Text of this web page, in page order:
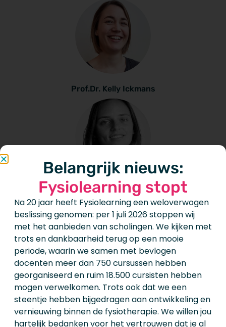
Prof.Dr. Kelly Ickmans
Drs. Emma Rheel
Werkingsmechanismen bij
artrose
Belangrijk nieuws:
Fysiolearning stopt
Na 20 jaar heeft Fysiolearning een weloverwogen
beslissing genomen: per 1 juli 2026 stoppen wij
met het aanbieden van scholingen. We kijken met
trots en dankbaarheid terug op een mooie
periode, waarin we samen met bevlogen
docenten meer dan 750 cursussen hebben
georganiseerd en ruim 18.500 cursisten hebben
mogen verwelkomen. Trots ook dat we een
steentje hebben bijgedragen aan ontwikkeling en
vernieuwing binnen de fysiotherapie. We willen jou
hartelijk bedanken voor het vertrouwen dat je al